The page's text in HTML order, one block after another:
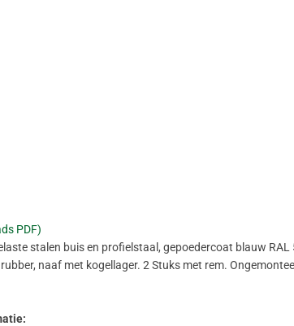
PDF)
stalen buis en profielstaal, gepoedercoat blauw
naaf met kogellager. 2 Stuks met rem.